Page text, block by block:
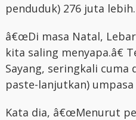
penduduk) 276 juta lebih.
â€œDi masa Natal,
kita saling menyapa.â€
Sayang, seringkali
paste-lanjutkan) umpasa
Kata dia, â€œMenurut